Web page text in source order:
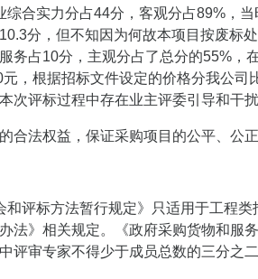
综合实力分占44分，客观分占89%，
分，但不知因为何故本项目按废标
务占10分，主观分占了总分的55%，
，根据招标文件设定的价格分我公
次评标过程中存在业主评委引导和干
合法权益，保证采购项目的公平、公
和评标方法暂行规定》只适用于工程
法》相关规定。《政府采购货物和服
评审专家不得少于成员总数的三分之